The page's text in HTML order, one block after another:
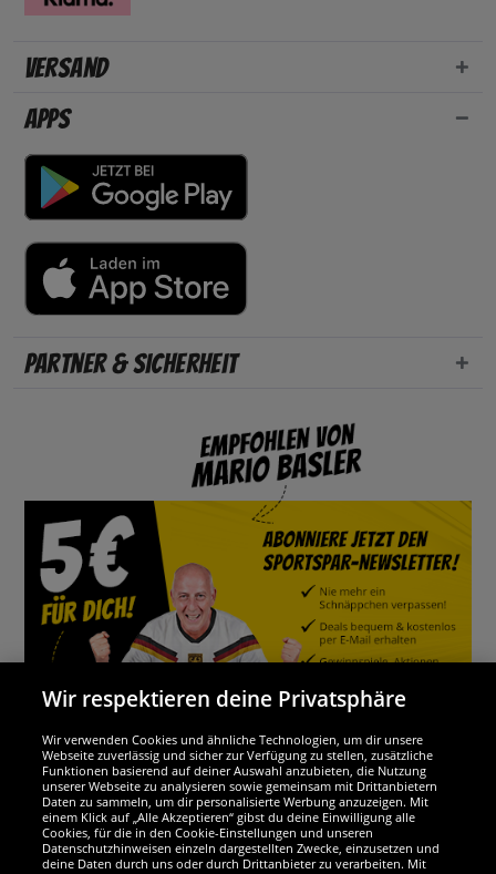
Versand
Apps
Partner & Sicherheit
Wir sind ausgezeichnet
Wir respektieren deine Privatsphäre
Wir verwenden Cookies und ähnliche Technologien, um dir unsere
Webseite zuverlässig und sicher zur Verfügung zu stellen, zusätzliche
Funktionen basierend auf deiner Auswahl anzubieten, die Nutzung
unserer Webseite zu analysieren sowie gemeinsam mit Drittanbietern
Daten zu sammeln, um dir personalisierte Werbung anzuzeigen. Mit
einem Klick auf „Alle Akzeptieren“ gibst du deine Einwilligung alle
Cookies, für die in den Cookie-Einstellungen und unseren
Datenschutzhinweisen einzeln dargestellten Zwecke, einzusetzen und
deine Daten durch uns oder durch Drittanbieter zu verarbeiten. Mit